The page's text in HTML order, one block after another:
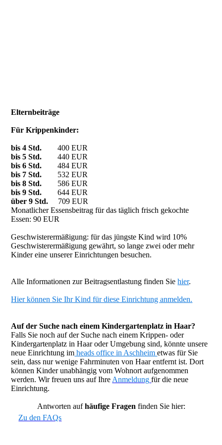
Elternbeiträge
Für Krippenkinder:
bis 4 Std.400 EUR
bis 5 Std.440 EUR
bis 6 Std.484 EUR
bis 7 Std.
532 EUR
bis 8 Std.
586 EUR
bis 9 Std. 644 EUR
über 9 Std.
709 EUR
Monatlicher Essensbeitrag für das täglich frisch gekochte
Essen: 90 EUR
Geschwisterermäßigung: für das jüngste Kind wird 10%
Geschwisterermäßigung gewährt, so lange zwei oder mehr
Kinder eine unserer Einrichtungen besuchen.
Alle Informationen zur Beitragsentlastung finden Siehier.
Hier können Sie Ihr Kind für diese Einrichtung anmelden.
Auf der Suche nach einem Kindergartenplatz in Haar?
Falls Sie noch auf der Suche nach einem Krippen- oder
Kindergartenplatz in Haar oder Umgebung sind, könnte unsere
neue Einrichtung im heads office in Aschheimetwas für Sie
sein, dass nur wenige Fahrminuten von Haar entfernt ist. Dort
können Kinder unabhängig vom Wohnort aufgenommen
werden. Wir freuen uns auf Ihre Anmeldung für die neue
Einrichtung.
Antworten aufhäufige Fragen finden Sie hier:
Zu den FAQs